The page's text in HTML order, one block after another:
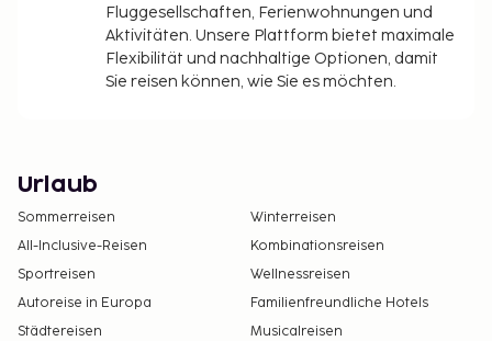
Fluggesellschaften, Ferienwohnungen und
Aktivitäten. Unsere Plattform bietet maximale
Flexibilität und nachhaltige Optionen, damit
Sie reisen können, wie Sie es möchten.
Urlaub
Sommerreisen
Winterreisen
All-Inclusive-Reisen
Kombinationsreisen
Sportreisen
Wellnessreisen
Autoreise in Europa
Familienfreundliche Hotels
Städtereisen
Musicalreisen